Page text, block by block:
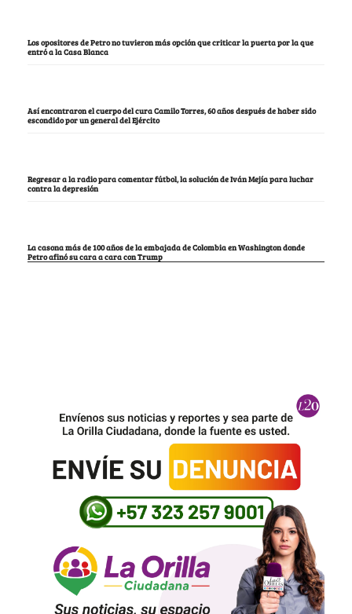
Los opositores de Petro no tuvieron más opción que criticar la puerta por la que
entró a la Casa Blanca
Así encontraron el cuerpo del cura Camilo Torres, 60 años después de haber sido
escondido por un general del Ejército
Regresar a la radio para comentar fútbol, la solución de Iván Mejía para luchar
contra la depresión
La casona más de 100 años de la embajada de Colombia en Washington donde
Petro afinó su cara a cara con Trump